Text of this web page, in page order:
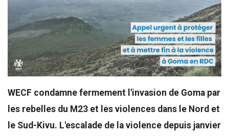
WECF condamne fermement l'invasion de Goma par
les rebelles du M23 et les violences dans le Nord et
le Sud-Kivu. L'escalade de la violence depuis janvier